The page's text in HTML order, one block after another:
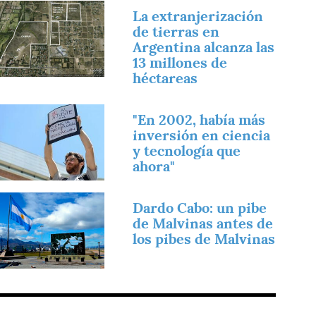
La extranjerización
de tierras en
Argentina alcanza las
13 millones de
héctareas
"En 2002, había más
inversión en ciencia
y tecnología que
ahora"
Dardo Cabo: un pibe
de Malvinas antes de
los pibes de Malvinas